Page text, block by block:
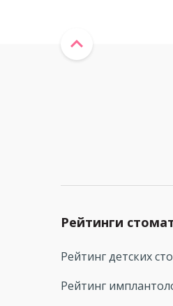
Рейтинги
Рейтинг детских
Рейтинг